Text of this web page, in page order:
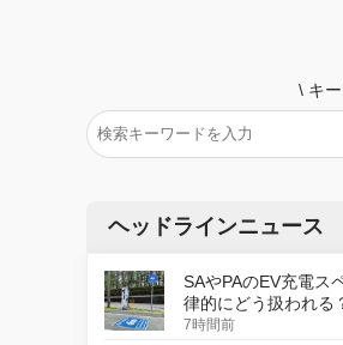
\ キ
ヘッドラインニュース
SAやPAのEV充電ス
律的にどう扱われる
7時間前